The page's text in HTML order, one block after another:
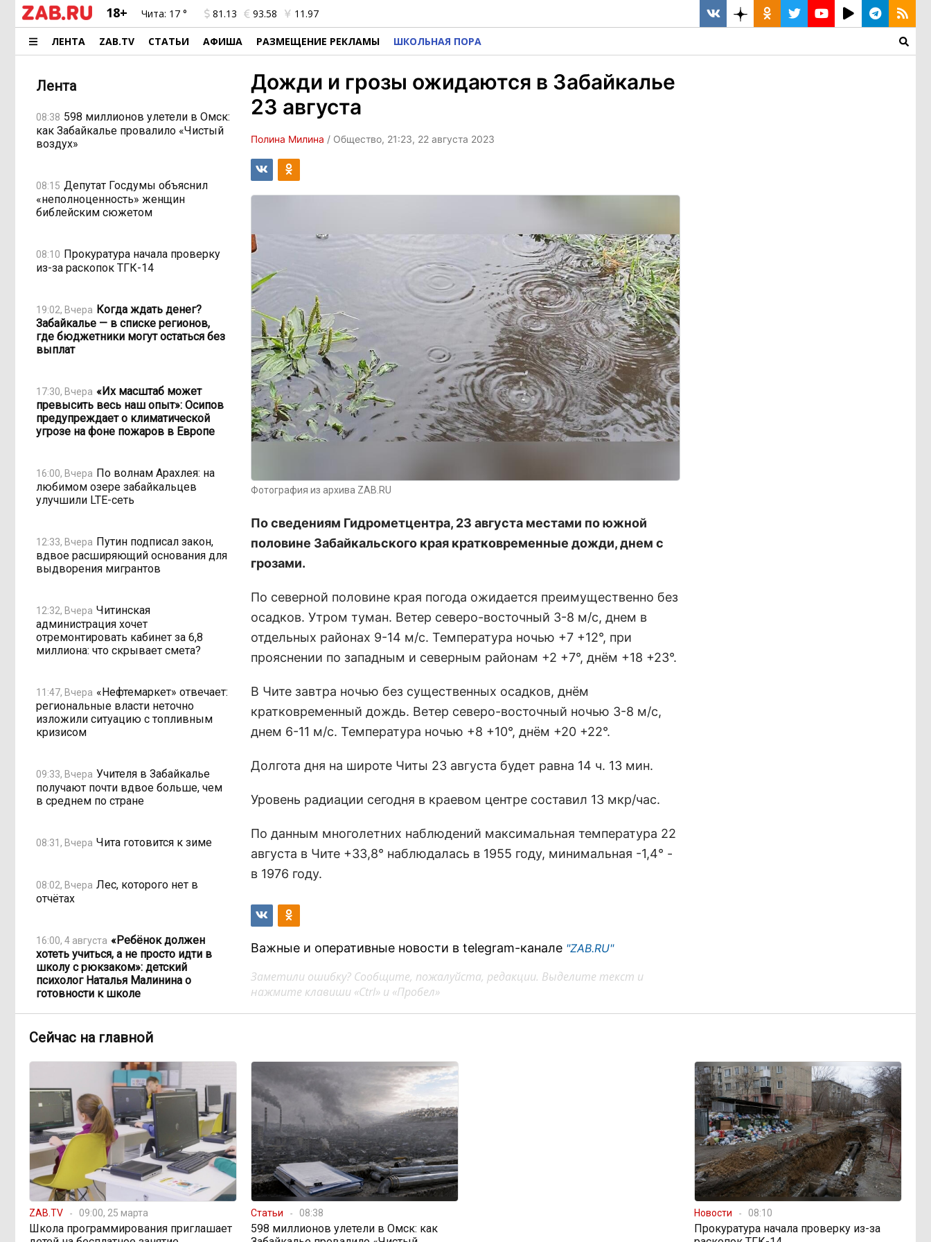
18+ Чита: 17 ° 81.13 93.58 11.97
ЛЕНТА ZAB.TV СТАТЬИ АФИША РАЗМЕЩЕНИЕ РЕКЛАМЫ ШКОЛЬНАЯ ПОРА
Лента
08:38 598 миллионов улетели в Омск:
как Забайкалье провалило «Чистый
воздух»
08:15 Депутат Госдумы объяснил
«неполноценность» женщин
библейским сюжетом
08:10 Прокуратура начала проверку
из-за раскопок ТГК-14
19:02, Вчера Когда ждать денег?
Забайкалье — в списке регионов,
где бюджетники могут остаться без
выплат
17:30, Вчера «Их масштаб может
превысить весь наш опыт»: Осипов
предупреждает о климатической
угрозе на фоне пожаров в Европе
16:00, Вчера По волнам Арахлея: на
любимом озере забайкальцев
улучшили LTE-сеть
12:33, Вчера Путин подписал закон,
вдвое расширяющий основания для
выдворения мигрантов
12:32, Вчера Читинская
администрация хочет
отремонтировать кабинет за 6,8
миллиона: что скрывает смета?
11:47, Вчера «Нефтемаркет» отвечает:
региональные власти неточно
изложили ситуацию с топливным
кризисом
09:33, Вчера Учителя в Забайкалье
получают почти вдвое больше, чем
в среднем по стране
08:31, Вчера Чита готовится к зиме
08:02, Вчера Лес, которого нет в
отчётах
16:00, 4 августа «Ребёнок должен
хотеть учиться, а не просто идти в
школу с рюкзаком»: детский
психолог Наталья Малинина о
готовности к школе
15:31, 4 августа Как Китай покоряет
стаканом чая
15:10, 4 августа Почти половина
дальневосточников готовы
пересесть на электрички
14:59, 4 августа Тайна Тургинского
озера: почему рыбы эпохи
динозавров сохранились в
Забайкалье лучше, чем где-либо
Дожди и грозы ожидаются в Забайкалье
23 августа
Полина Милина / Общество, 21:23, 22 августа 2023
Фотография из архива ZAB.RU
По сведениям Гидрометцентра, 23 августа местами по южной
половине Забайкальского края кратковременные дожди, днем с
грозами.
По северной половине края погода ожидается преимущественно без
осадков. Утром туман. Ветер северо-восточный 3-8 м/с, днем в
отдельных районах 9-14 м/с. Температура ночью +7 +12°, при
прояснении по западным и северным районам +2 +7°, днём +18 +23°.
В Чите завтра ночью без существенных осадков, днём
кратковременный дождь. Ветер северо-восточный ночью 3-8 м/с,
днем 6-11 м/с. Температура ночью +8 +10°, днём +20 +22°.
Долгота дня на широте Читы 23 августа будет равна 14 ч. 13 мин.
Уровень радиации сегодня в краевом центре составил 13 мкр/час.
По данным многолетних наблюдений максимальная температура 22
августа в Чите +33,8° наблюдалась в 1955 году, минимальная -1,4° -
в 1976 году.
Важные и оперативные новости в telegram-канале "ZAB.RU"
Заметили ошибку? Сообщите, пожалуйста, редакции. Выделите текст и
нажмите клавиши «Ctrl» и «Пробел»
Сейчас на главной
ZAB.TV 09:00, 25 марта
Школа программирования приглашает
Статьи 08:38
598 миллионов улетели в Омск: как
Новости 08:10
Прокуратура начала проверку из-за